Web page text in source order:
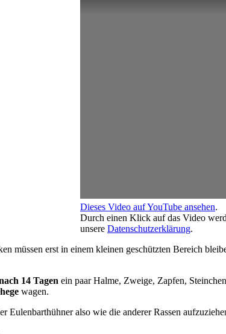
Dieses Video auf YouTube ansehen.
Durch einen Klick auf das Video
unsere Datenschutzerklärung.
müssen erst in einem kleinen geschützten Bereich
14 Tagen ein paar Halme, Zweige, Zapfen,
wagen.
Eulenbarthühner also wie die anderer Rassen